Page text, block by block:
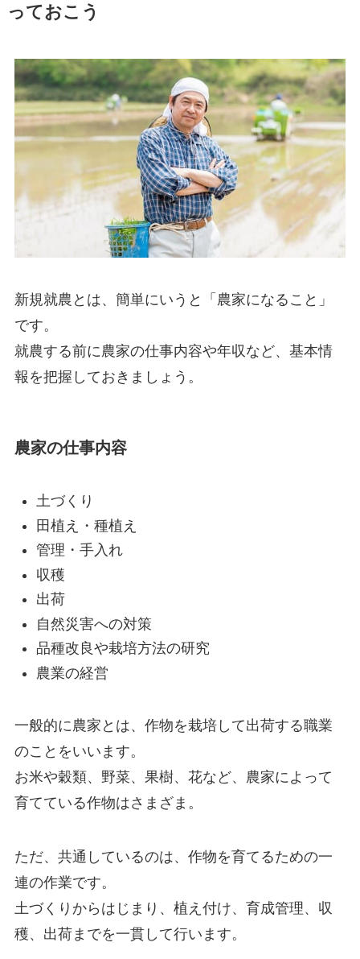
っておこう
新規就農とは、簡単にいうと
「農家になること」
です。
就農する前に 農家の仕事内容や年収など、基本情
報を把握 しておきましょう。
農家の仕事内容
土づくり
田植え・種植え
管理・手入れ
収穫
出荷
自然災害への対策
品種改良や栽培方法の研究
農業の経営
一般的に農家とは、作物を栽培して出荷する職業
のことをいいます。
お米や穀類、野菜、果樹、花など、農家によって
育てている作物はさまざま。
ただ、共通しているのは、 作物を育てるための一
連の作業です。
土づくりからはじまり、植え付け、育成管理、収
穫、出荷までを一貫して行います。